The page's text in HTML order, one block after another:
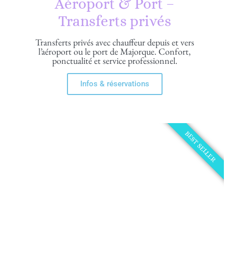
Aéroport & Port –
Transferts privés
Transferts privés avec chauffeur depuis et vers
l’aéroport ou le port de Majorque. Confort,
ponctualité et service professionnel.
Infos & réservations
BEST SELLER